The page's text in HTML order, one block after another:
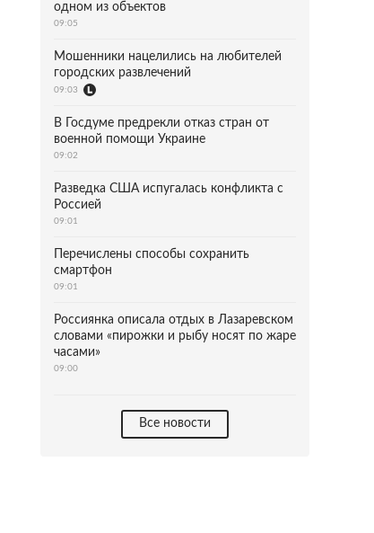
одном из объектов
09:05
Мошенники нацелились на любителей
городских развлечений
09:03
В Госдуме предрекли отказ стран от
военной помощи Украине
09:02
Разведка США испугалась конфликта с
Россией
09:01
Перечислены способы сохранить
смартфон
09:01
Россиянка описала отдых в Лазаревском
словами «пирожки и рыбу носят по жаре
часами»
09:00
Все новости